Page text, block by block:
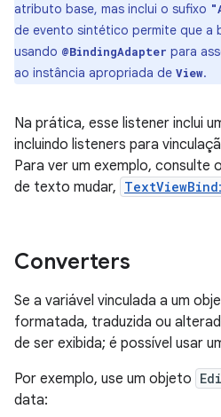
atributo base, mas inclui o sufixo
de evento sintético permite que a
usando @BindingAdapter para
ao instância apropriada de View.
Na prática, esse listener inclui
incluindo listeners para
Para ver um exemplo,
de texto mudar,
Converters
Se a variável vinculada a um
formatada, traduzida ou
de ser exibida; é possível usar
Por exemplo, use um objeto
data: